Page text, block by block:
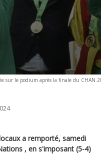
sur le podium après la finale du CHAN
a remporté, samedi
, en s'imposant (5-4)